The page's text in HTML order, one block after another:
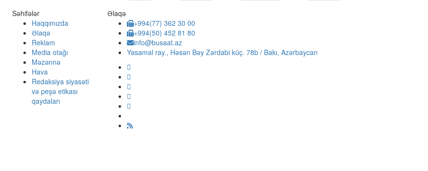
Səhifələr
Haqqımızda
Əlaqə
Reklam
Media otağı
Məzənnə
Hava
Redaksiya siyasəti
və peşə etikası
qaydaları
Əlaqə
+994(77) 362 30 00
+994(50) 452 81 80
info@busaat.az
Yasamal ray., Həsən Bəy Zərdabi küç. 78b / Bakı, Azərbaycan